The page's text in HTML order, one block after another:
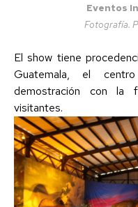
Eventos
Fotografía.
El show tiene
Guatemala, el
demostración con la
visitantes.